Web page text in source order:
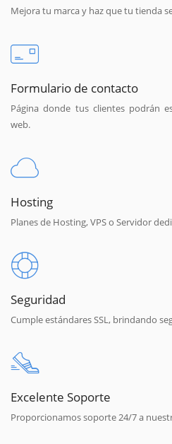
Mejora tu marca y haz que tu tienda
Formulario de contacto
Página donde tus clientes podrán
web.
Hosting
Planes de Hosting, VPS o Servidor
Seguridad
Cumple estándares SSL, brindando
Excelente Soporte
Proporcionamos soporte 24/7 a